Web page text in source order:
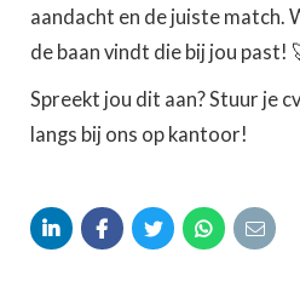
aandacht en de juiste match.
de baan vindt die bij jou past!
Spreekt jou dit aan? Stuur je
langs bij ons op kantoor!
    